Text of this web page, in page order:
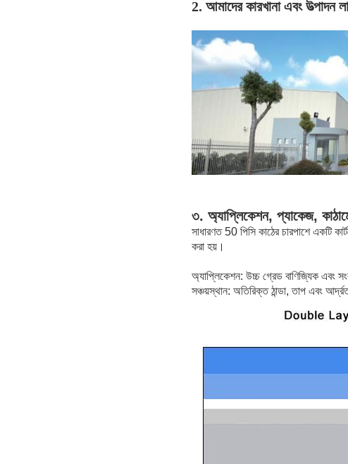
2. আমাদের কারখানা এবং উত্পাদন
৩. অ্যাপ্লিকেশন, প্যাকেজ,
সাধারণত 50 পিসি কাঠের চারপাশে একটি
করা হয়।
অ্যাপ্লিকেশন: উচ্চ গ্রেড বাণিজ্যিক এবং
সঞ্চয়স্থান: অতিরিক্ত ঠান্ডা, তাপ এবং